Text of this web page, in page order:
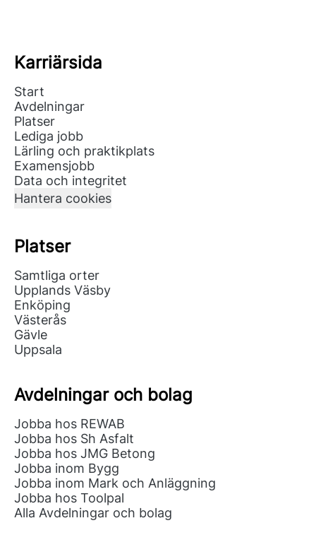
Karriärsida
Start
Avdelningar
Platser
Lediga jobb
Lärling och praktikplats
Examensjobb
Data och integritet
Hantera cookies
Platser
Samtliga orter
Upplands Väsby
Enköping
Västerås
Gävle
Uppsala
Avdelningar och bolag
Jobba hos REWAB
Jobba hos Sh Asfalt
Jobba hos JMG Betong
Jobba inom Bygg
Jobba inom Mark och Anläggning
Jobba hos Toolpal
Alla Avdelningar och bolag